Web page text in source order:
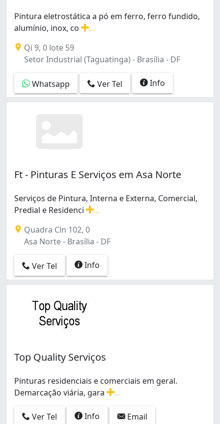
Pintura eletrostática a pó em ferro, ferro fundido,
alumínio, inox, co
Qi 9, 0 lote 59
Setor Industrial (Taguatinga) - Brasília - DF
Whatsapp Ver Tel Info
Ft - Pinturas E Serviços em Asa Norte
Serviços de Pintura, Interna e Externa, Comercial,
Predial e Residenci
Quadra Cln 102, 0
Asa Norte - Brasília - DF
Ver Tel Info
Top Quality Serviços
Pinturas residenciais e comerciais em geral.
Demarcação viária, gara
Ver Tel
Info Email